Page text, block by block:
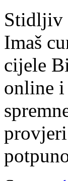
Stidljiv
Imaš
cijele
online i